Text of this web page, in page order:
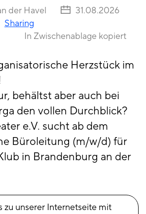
der Havel
31.08.2026
Sharing
In Zwischenablage kopiert
Herzstück im
behältst aber auch bei
den vollen Durchblick?
e.V. sucht ab dem
Büroleitung (m/w/d) für
in Brandenburg an der
zu unserer Internetseite mit